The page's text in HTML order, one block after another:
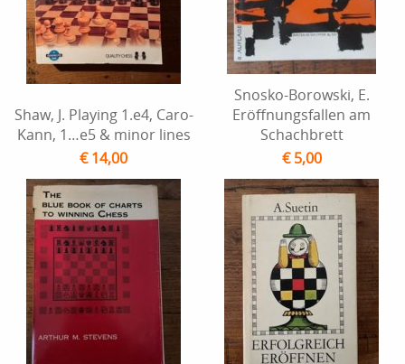
Shaw, J. Playing 1.e4, Caro-
Kann, 1…e5 & minor lines
€ 14,00
Snosko-Borowski, E.
Eröffnungsfallen am
Schachbrett
€ 5,00